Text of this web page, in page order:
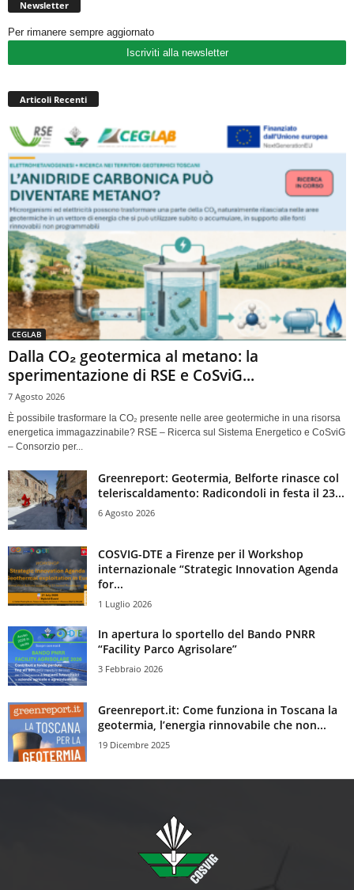
Newsletter
Per rimanere sempre aggiornato
Iscriviti alla newsletter
Articoli Recenti
CEGLAB
Dalla CO₂ geotermica al metano: la
sperimentazione di RSE e CoSviG...
7 Agosto 2026
È possibile trasformare la CO₂ presente nelle aree geotermiche in una risorsa
energetica immagazzinabile? RSE – Ricerca sul Sistema Energetico e CoSviG
– Consorzio per...
Greenreport: Geotermia, Belforte rinasce col
teleriscaldamento: Radicondoli in festa il 23...
6 Agosto 2026
COSVIG-DTE a Firenze per il Workshop
internazionale “Strategic Innovation Agenda
for...
1 Luglio 2026
In apertura lo sportello del Bando PNRR
“Facility Parco Agrisolare”
3 Febbraio 2026
Greenreport.it: Come funziona in Toscana la
geotermia, l’energia rinnovabile che non...
19 Dicembre 2025